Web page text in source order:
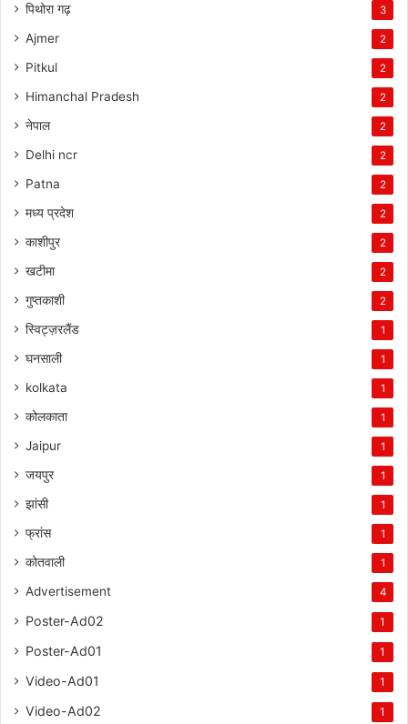
पिथोरा गढ़ 3
Ajmer 2
Pitkul 2
Himanchal Pradesh 2
नेपाल 2
Delhi ncr 2
Patna 2
मध्य प्रदेश 2
काशीपुर 2
खटीमा 2
गुप्तकाशी 2
स्विट्ज़रलैंड 1
घनसाली 1
kolkata 1
कोलकाता 1
Jaipur 1
जयपुर 1
झांसी 1
फ्रांस 1
कोतवाली 1
Advertisement 4
Poster-Ad02 1
Poster-Ad01 1
Video-Ad01 1
Video-Ad02 1